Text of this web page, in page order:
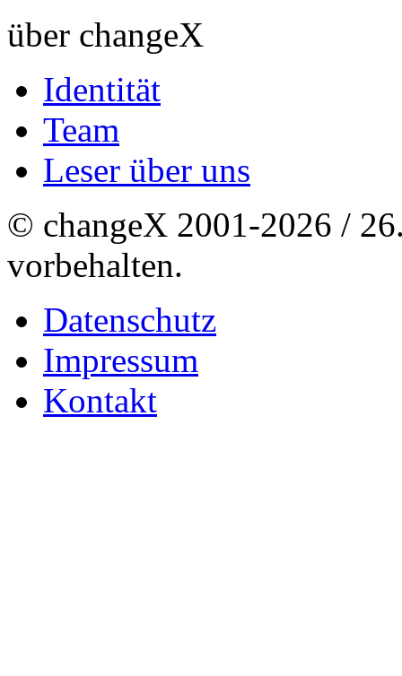
über changeX
Identität
Team
Leser über uns
© changeX 2001-2026 /
vorbehalten.
Datenschutz
Impressum
Kontakt